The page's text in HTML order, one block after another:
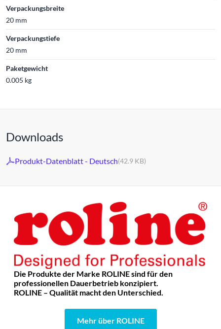
Verpackungsbreite
20 mm
Verpackungstiefe
20 mm
Paketgewicht
0.005 kg
Downloads
Produkt-Datenblatt - Deutsch(42.9 KB)
Die Produkte der Marke ROLINE sind für den
professionellen Dauerbetrieb konzipiert.
ROLINE – Qualität macht den Unterschied.
Mehr über ROLINE